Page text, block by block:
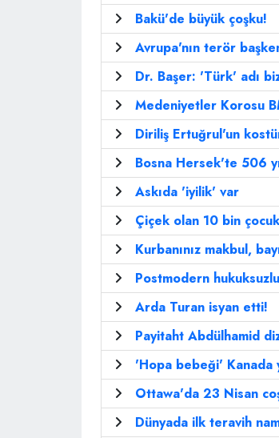
Bakü'de büyük çoşku!
Avrupa'nın terör
Dr. Başer: 'Türk' adı
Medeniyetler Korosu
Diriliş Ertuğrul'un
Bosna Hersek'te 506
Askıda 'iyilik' var
Çiçek olan 10 bin
Kurbanınız makbul,
Postmodern
Arda Turan isyan etti!
Payitaht Abdülhamid
'Hopa bebeği' Kanada
Ottawa'da 23 Nisan
Dünyada ilk teravih